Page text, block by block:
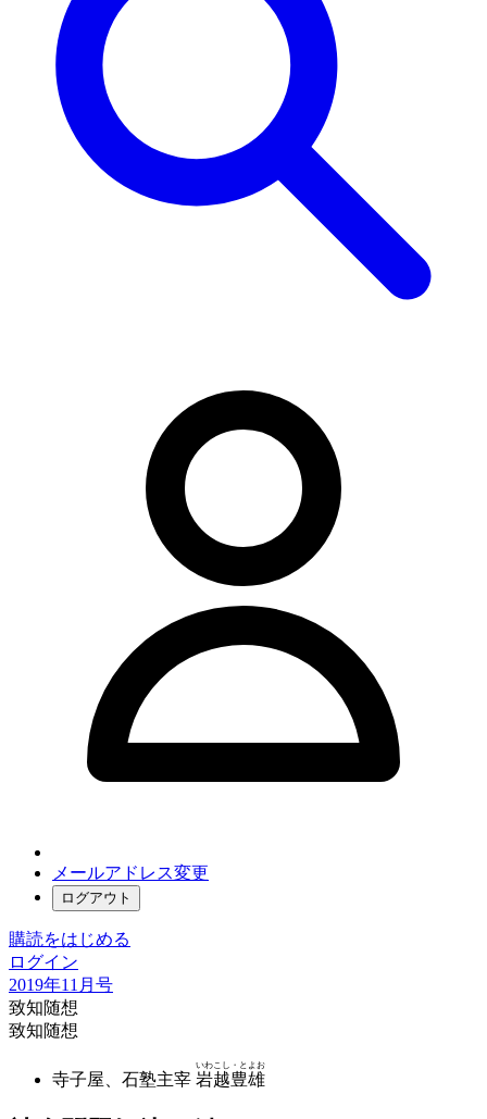
メールアドレス変更
ログアウト
購読をはじめる
ログイン
2019年11月号
致知随想
致知随想
寺子屋、石塾主宰 岩越豊雄
いわこし・とよお